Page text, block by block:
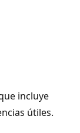
incluye
útiles.